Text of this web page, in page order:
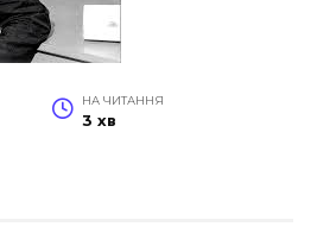
НА ЧИТАННЯ
3 хв